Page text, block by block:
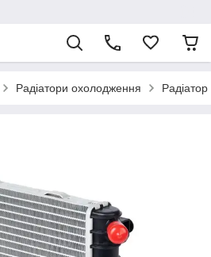
Радіатори охолодження